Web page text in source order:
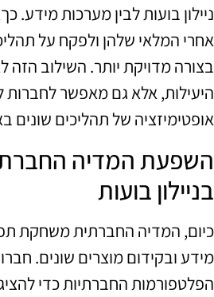
ניילון בועות לבין מערכות מידע.
אחרי המלאי שלהן ולפקח על
בצורה מדויקת יותר. השילוב
היעילות, אלא גם מאפשר לחברות
אופטימיזציה של תהליכים שונים
השפעת המדיה
בניילון בועות
כיום, המדיה החברתית משחקת
מידע ובקידום מוצרים שונים.
הפלטפורמות החברתיות כדי